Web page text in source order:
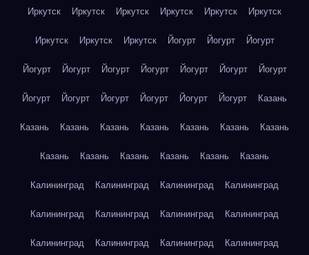
Иркутск Иркутск Иркутск Иркутск Иркутск Иркутск
Иркутск Иркутск Иркутск Йогурт Йогурт Йогурт
Йогурт Йогурт Йогурт Йогурт Йогурт Йогурт Йогурт
Йогурт Йогурт Йогурт Йогурт Йогурт Йогурт Казань
Казань Казань Казань Казань Казань Казань Казань
Казань Казань Казань Казань Казань Казань
Калининград Калининград Калининград Калининград
Калининград Калининград Калининград Калининград
Калининград Калининград Калининград Калининград